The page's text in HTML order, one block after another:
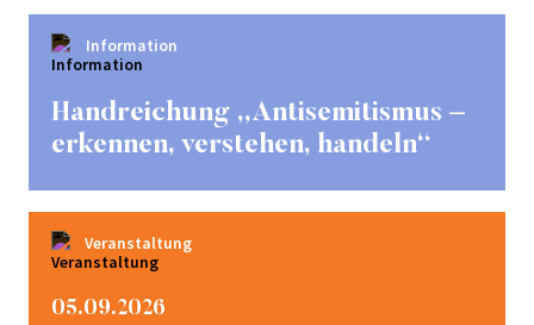
Information
Handreichung „Antisemitismus –
erkennen, verstehen, handeln“
Veranstaltung
05.09.2026